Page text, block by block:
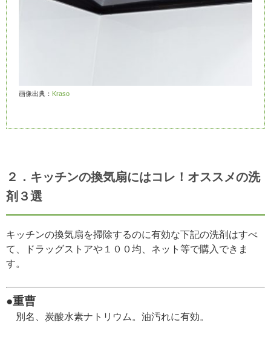
画像出典： Kraso
２．キッチンの換気扇にはコレ！オススメの洗
剤３選
キッチンの換気扇を掃除するのに有効な下記の洗剤はすべ
て、ドラッグストアや１００均、ネット等で購入できま
す。
●重曹
別名、炭酸水素ナトリウム。油汚れに有効。